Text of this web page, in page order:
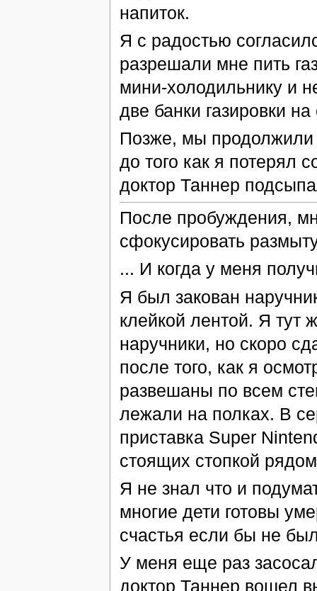
напиток.
Я с радостью
разрешали мне пить
мини-холодильнику и
две банки газировки на
Позже, мы продолжили
до того как я потерял
доктор Таннер
После пробуждения,
сфокусировать
... И когда у меня
Я был закован
клейкой лентой. Я тут
наручники, но скоро
после того, как я
развешаны по всем
лежали на полках. В
приставка Super
стоящих стопкой
Я не знал что и
многие дети готовы
счастья если бы не
У меня еще раз
доктор Таннер вошел